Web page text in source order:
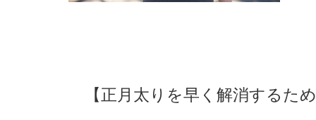
【正月太りを早く解消するた